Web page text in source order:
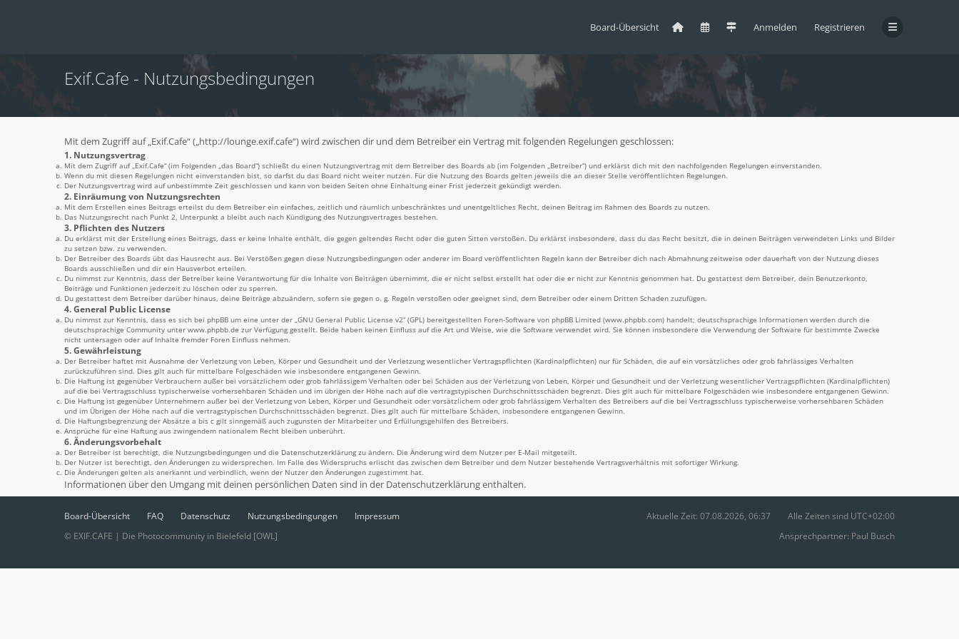
Anmelden Registrieren
Board-Übersicht
Exif.Cafe - Nutzungsbedingungen
Mit dem Zugriff auf „Exif.Cafe“ („http://lounge.exif.cafe“) wird zwischen dir und dem Betreiber ein Vertrag mit folgenden Regelungen geschlossen:
1. Nutzungsvertrag
Mit dem Zugriff auf „Exif.Cafe“ (im Folgenden „das Board“) schließt du einen Nutzungsvertrag mit dem Betreiber des Boards ab (im Folgenden „Betreiber“) und erklärst dich mit den nachfolgenden Regelungen einverstanden.
Wenn du mit diesen Regelungen nicht einverstanden bist, so darfst du das Board nicht weiter nutzen. Für die Nutzung des Boards gelten jeweils die an dieser Stelle veröffentlichten Regelungen.
Der Nutzungsvertrag wird auf unbestimmte Zeit geschlossen und kann von beiden Seiten ohne Einhaltung einer Frist jederzeit gekündigt werden.
2. Einräumung von Nutzungsrechten
Mit dem Erstellen eines Beitrags erteilst du dem Betreiber ein einfaches, zeitlich und räumlich unbeschränktes und unentgeltliches Recht, deinen Beitrag im Rahmen des Boards zu nutzen.
Das Nutzungsrecht nach Punkt 2, Unterpunkt a bleibt auch nach Kündigung des Nutzungsvertrages bestehen.
3. Pflichten des Nutzers
Du erklärst mit der Erstellung eines Beitrags, dass er keine Inhalte enthält, die gegen geltendes Recht oder die guten Sitten verstoßen. Du erklärst insbesondere, dass du das Recht besitzt, die in deinen Beiträgen verwendeten Links und Bilder
zu setzen bzw. zu verwenden.
Der Betreiber des Boards übt das Hausrecht aus. Bei Verstößen gegen diese Nutzungsbedingungen oder anderer im Board veröffentlichten Regeln kann der Betreiber dich nach Abmahnung zeitweise oder dauerhaft von der Nutzung dieses
Boards ausschließen und dir ein Hausverbot erteilen.
Du nimmst zur Kenntnis, dass der Betreiber keine Verantwortung für die Inhalte von Beiträgen übernimmt, die er nicht selbst erstellt hat oder die er nicht zur Kenntnis genommen hat. Du gestattest dem Betreiber, dein Benutzerkonto,
Beiträge und Funktionen jederzeit zu löschen oder zu sperren.
Du gestattest dem Betreiber darüber hinaus, deine Beiträge abzuändern, sofern sie gegen o. g. Regeln verstoßen oder geeignet sind, dem Betreiber oder einem Dritten Schaden zuzufügen.
4. General Public License
Du nimmst zur Kenntnis, dass es sich bei phpBB um eine unter der „GNU General Public License v2“ (GPL) bereitgestellten Foren-Software von phpBB Limited (www.phpbb.com) handelt; deutschsprachige Informationen werden durch die
deutschsprachige Community unter www.phpbb.de zur Verfügung gestellt. Beide haben keinen Einfluss auf die Art und Weise, wie die Software verwendet wird. Sie können insbesondere die Verwendung der Software für bestimmte Zwecke
nicht untersagen oder auf Inhalte fremder Foren Einfluss nehmen.
5. Gewährleistung
Der Betreiber haftet mit Ausnahme der Verletzung von Leben, Körper und Gesundheit und der Verletzung wesentlicher Vertragspflichten (Kardinalpflichten) nur für Schäden, die auf ein vorsätzliches oder grob fahrlässiges Verhalten
zurückzuführen sind. Dies gilt auch für mittelbare Folgeschäden wie insbesondere entgangenen Gewinn.
Die Haftung ist gegenüber Verbrauchern außer bei vorsätzlichem oder grob fahrlässigem Verhalten oder bei Schäden aus der Verletzung von Leben, Körper und Gesundheit und der Verletzung wesentlicher Vertragspflichten (Kardinalpflichten)
auf die bei Vertragsschluss typischerweise vorhersehbaren Schäden und im übrigen der Höhe nach auf die vertragstypischen Durchschnittsschäden begrenzt. Dies gilt auch für mittelbare Folgeschäden wie insbesondere entgangenen Gewinn.
Die Haftung ist gegenüber Unternehmern außer bei der Verletzung von Leben, Körper und Gesundheit oder vorsätzlichem oder grob fahrlässigem Verhalten des Betreibers auf die bei Vertragsschluss typischerweise vorhersehbaren Schäden
und im Übrigen der Höhe nach auf die vertragstypischen Durchschnittsschäden begrenzt. Dies gilt auch für mittelbare Schäden, insbesondere entgangenen Gewinn.
Die Haftungsbegrenzung der Absätze a bis c gilt sinngemäß auch zugunsten der Mitarbeiter und Erfüllungsgehilfen des Betreibers.
Ansprüche für eine Haftung aus zwingendem nationalem Recht bleiben unberührt.
6. Änderungsvorbehalt
Der Betreiber ist berechtigt, die Nutzungsbedingungen und die Datenschutzerklärung zu ändern. Die Änderung wird dem Nutzer per E-Mail mitgeteilt.
Der Nutzer ist berechtigt, den Änderungen zu widersprechen. Im Falle des Widerspruchs erlischt das zwischen dem Betreiber und dem Nutzer bestehende Vertragsverhältnis mit sofortiger Wirkung.
Die Änderungen gelten als anerkannt und verbindlich, wenn der Nutzer den Änderungen zugestimmt hat.
Informationen über den Umgang mit deinen persönlichen Daten sind in der Datenschutzerklärung enthalten.
Board-Übersicht FAQ Datenschutz Nutzungsbedingungen Alle Zeiten sind UTC+02:00
Aktuelle Zeit: 07.08.2026, 06:37
Impressum
© EXIF.CAFE | Die Photocommunity in Bielefeld [OWL]
Ansprechpartner: Paul Busch